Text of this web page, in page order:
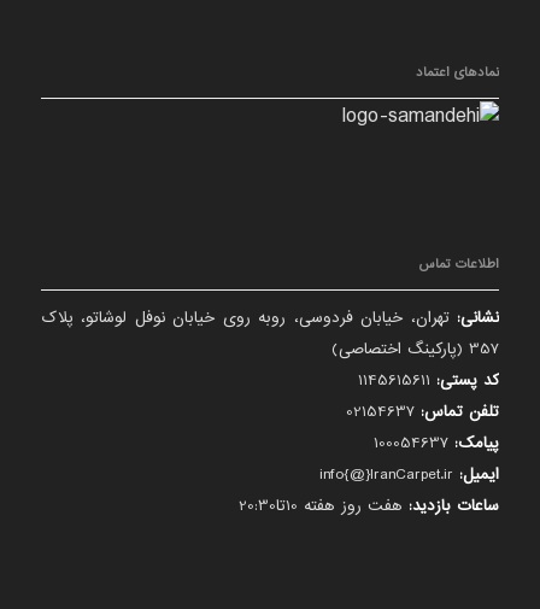
نمادهای اعتماد
اطلاعات تماس
نشانی: تهران، خیابان فردوسی، روبه روی خیابان نوفل لوشاتو، پلاک
357 (پارکینگ اختصاصی)
کد پستی:
تلفن تماس:
پیامک:
ایمیل:
ساعات بازدید: هفت روز هفته 10تا20:30